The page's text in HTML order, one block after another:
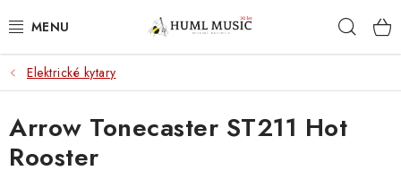
na
KYTARY
UKULELE
DECHY
Elektrické kytary
Arrow Tonecaster ST211 Hot
Rooster